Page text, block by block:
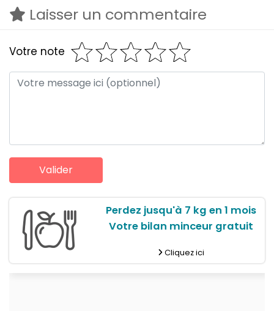
Laisser un commentaire
Votre note
Perdez jusqu'à 7 kg en 1 mois
Votre bilan minceur gratuit
Cliquez ici